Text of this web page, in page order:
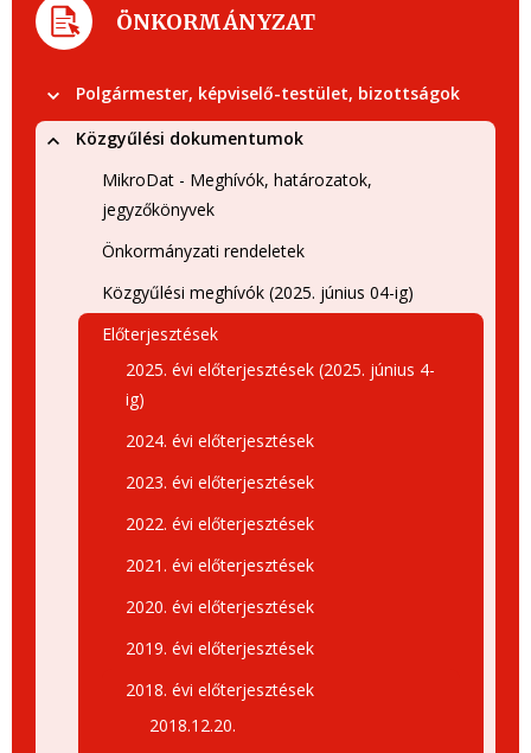
ÖNKORMÁNYZAT
Polgármester, képviselő-testület, bizottságok
Közgyűlési dokumentumok
MikroDat - Meghívók, határozatok,
jegyzőkönyvek
Önkormányzati rendeletek
Közgyűlési meghívók (2025. június 04-ig)
Előterjesztések
2025. évi előterjesztések (2025. június 4-
ig)
2024. évi előterjesztések
2023. évi előterjesztések
2022. évi előterjesztések
2021. évi előterjesztések
2020. évi előterjesztések
2019. évi előterjesztések
2018. évi előterjesztések
2018.12.20.